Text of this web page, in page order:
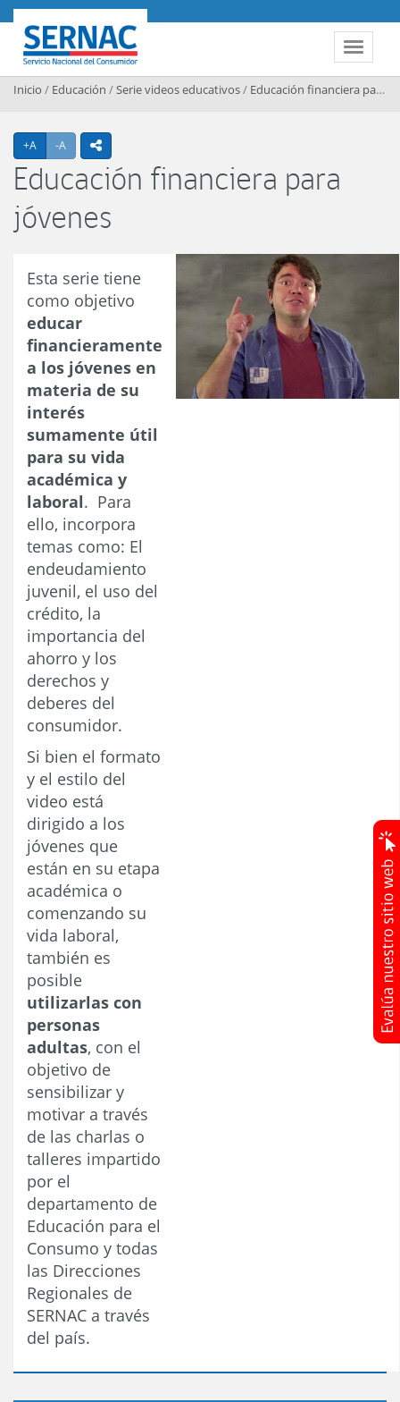
Contenido principal
Toggle
SERNAC
Inicio / Educación /Serie videos educativos/ Educación financiera para jóvenes
+A Agrandar texto
-A Achicar textoicono compartir
Educación financiera para
jóvenes
Esta serie tiene
como objetivo
educar
financieramente
a los jóvenes en
materia de su
interés
sumamente útil
para su vida
académica y
laboral. Para
ello, incorpora
temas como: El
endeudamiento
juvenil, el uso del
crédito, la
importancia del
ahorro y los
derechos y
deberes del
consumidor.
Si bien el formato
y el estilo del
video está
dirigido a los
jóvenes que
están en su etapa
académica o
comenzando su
vida laboral,
también es
posible
utilizarlas con
personas
adultas, con el
objetivo de
sensibilizar y
motivar a través
de las charlas o
talleres impartido
por el
departamento de
Educación para el
Consumo y todas
las Direcciones
Regionales de
SERNAC a través
del país.